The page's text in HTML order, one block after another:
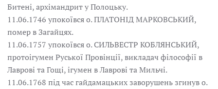
Битені, архімандрит у Полоцьку.
11.06.1746 упокоївся о. ПЛАТОНІД МАРКОВСЬКИЙ,
помер в Загайцях.
11.06.1757 упокоївся о. СИЛЬВЕСТР КОБЛЯНСЬКИЙ,
протоігумен Руської Провінції, викладач філософії в
Лаврові та Гощі, ігумен в Лаврові та Мильчі.
11.06.1768 під час гайдамацьких заворушень згинув о.